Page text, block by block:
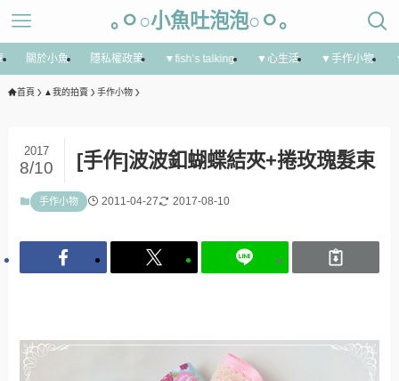
｡ㅇ○小魚吐泡泡○ㅇ｡
關於小魚 隱私權政策 ▼fish’s talking ▼心生活 ▼手作小物
首頁 ▲我的拍賣 手作小物
[手作]波波釦蝴蝶結夾+捲玫瑰髮束
2017
8/10
手作小物 2011-04-27 2017-08-10